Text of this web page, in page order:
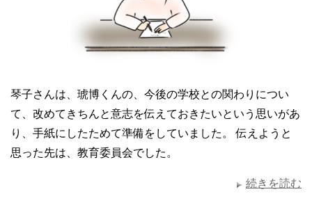
琴子さんは、琥博くんの、今後の学校との関わりについ
て、改めてきちんと意志を伝えておきたいという思いがあ
り、手紙にしたためて準備をしていました。 伝えようと
思った先は、教育委員会でした。
続きを読む